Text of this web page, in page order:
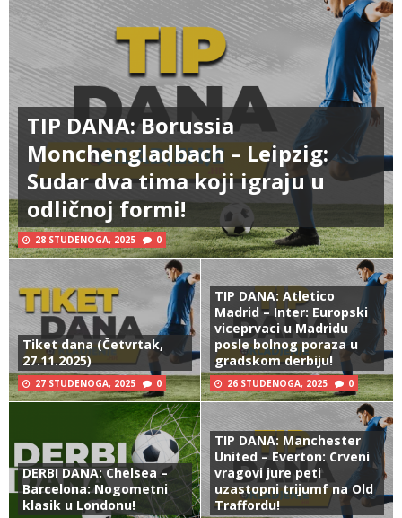
TIP DANA: Borussia
Monchengladbach – Leipzig:
Sudar dva tima koji igraju u
odličnoj formi!
28 STUDENOGA, 2025 0
Tiket dana (Četvrtak,
27.11.2025)
27 STUDENOGA, 2025 0
TIP DANA: Atletico
Madrid – Inter: Europski
viceprvaci u Madridu
posle bolnog poraza u
gradskom derbiju!
26 STUDENOGA, 2025 0
DERBI DANA: Chelsea –
Barcelona: Nogometni
klasik u Londonu!
TIP DANA: Manchester
United – Everton: Crveni
vragovi jure peti
uzastopni trijumf na Old
Traffordu!